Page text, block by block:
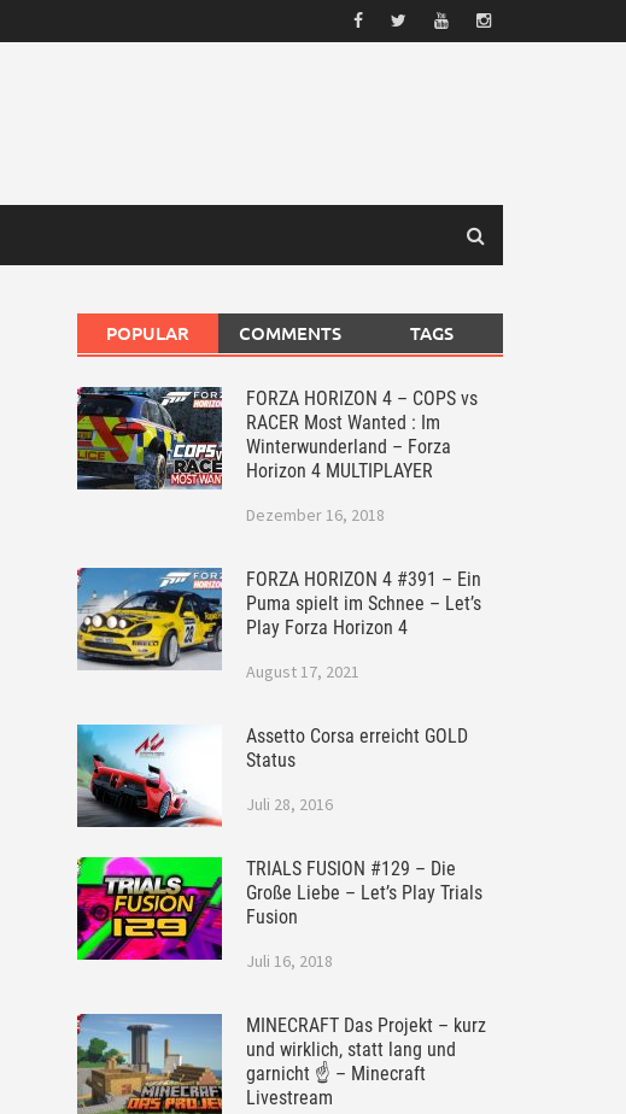
POPULAR COMMENTS TAGS
FORZA HORIZON 4 – COPS vs
RACER Most Wanted : Im
Winterwunderland – Forza
Horizon 4 MULTIPLAYER
Dezember 16, 2018
FORZA HORIZON 4 #391 – Ein
Puma spielt im Schnee – Let’s
Play Forza Horizon 4
August 17, 2021
Assetto Corsa erreicht GOLD
Status
Juli 28, 2016
TRIALS FUSION #129 – Die
Große Liebe – Let’s Play Trials
Fusion
Juli 16, 2018
MINECRAFT Das Projekt – kurz
und wirklich, statt lang und
garnicht ☝ – Minecraft
Livestream